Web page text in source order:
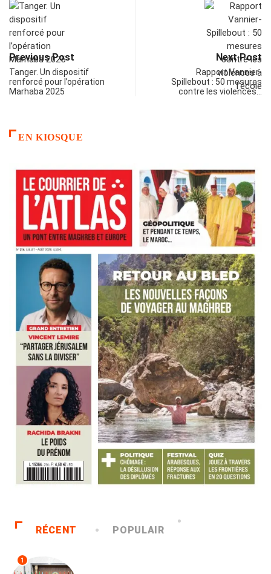
Previous Post
Tanger. Un dispositif
renforcé pour l’opération
Marhaba 2025
Next Post
Rapport Vannier-
Spillebout : 50 mesures
contre les violences…
EN KIOSQUE
RÉCENT POPULAIR
1